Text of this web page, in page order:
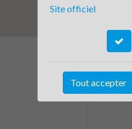
Site officiel
Tout accepter